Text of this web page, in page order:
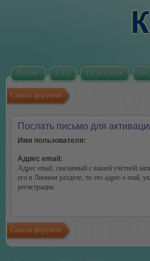
На сайт FAQ Регистрация
Список форумов
Послать письмо для
Имя пользователя:
Адрес email:
Адрес email, связанный с вашей учётной
его в Личном разделе, то это адрес e-mail,
регистрации.
Список форумов